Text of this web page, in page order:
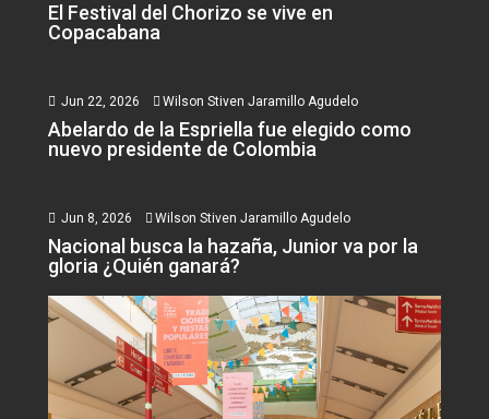
El Festival del Chorizo se vive en
Copacabana
Jun 22, 2026 Wilson Stiven Jaramillo Agudelo
Abelardo de la Espriella fue elegido como
nuevo presidente de Colombia
Jun 8, 2026 Wilson Stiven Jaramillo Agudelo
Nacional busca la hazaña, Junior va por la
gloria ¿Quién ganará?